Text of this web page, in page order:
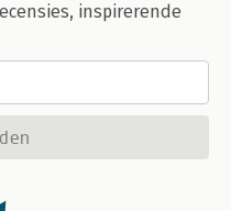
inspirerende